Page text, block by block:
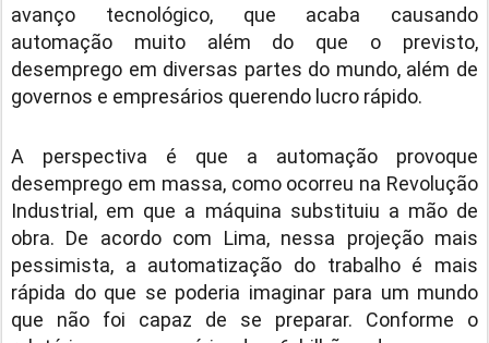
avanço tecnológico, que acaba causando
automação muito além do que o previsto,
desemprego em diversas partes do mundo, além de
governos e empresários querendo lucro rápido.
A perspectiva é que a automação provoque
desemprego em massa, como ocorreu na Revolução
Industrial, em que a máquina substituiu a mão de
obra. De acordo com Lima, nessa projeção mais
pessimista, a automatização do trabalho é mais
rápida do que se poderia imaginar para um mundo
que não foi capaz de se preparar. Conforme o